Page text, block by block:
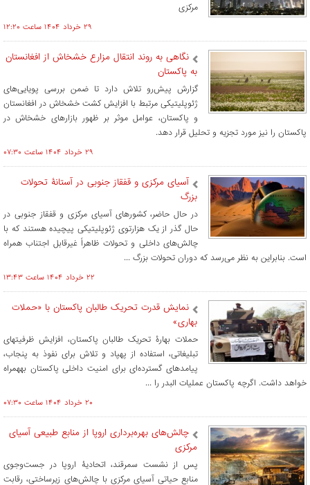
مرکزی
۲۹ خرداد ۱۴۰۴ ساعت ۱۲:۲۰
نگاهی به روند انتقال مزارع خشخاش از افغانستان
به پاکستان
گزارش پیش‌رو تلاش دارد تا ضمن بررسی پویایی‌های
ژئوپلیتیکی مرتبط با افزایش کشت خشخاش در افغانستان
و پاکستان، عوامل موثر بر ظهور بازارهای خشخاش در
پاکستان را نیز مورد تجزیه و تحلیل قرار دهد.
۲۹ خرداد ۱۴۰۴ ساعت ۰۷:۳۰
آسیای مرکزی و قفقاز جنوبی در آستانۀ تحولات
بزرگ
در حال حاضر، کشورهای آسیای مرکزی و قفقاز جنوبی در
حال گذر از یک هزارتوی ژئوپلیتیکی پیچیده هستند که با
چالش‌های داخلی و تحولات ظاهراً غیرقابل اجتناب همراه
است. بنابراین به نظر می‌رسد که دوران تحولات بزرگ ...
۲۲ خرداد ۱۴۰۴ ساعت ۱۳:۴۳
نمایش قدرت تحریک طالبان پاکستان با «حملات
بهاری»
حملات بهارۀ تحریک طالبان پاکستان، افزایش ظرفیت‏های
تبلیغاتی، استفاده از پهپاد و تلاش‌ برای نفوذ به پنجاب،
پیامدهای گسترده‌ای برای امنیت داخلی پاکستان به‏همراه
خواهد داشت. اگرچه پاکستان عملیات البدر را ...
۲۰ خرداد ۱۴۰۴ ساعت ۰۷:۳۰
چالش‌های بهره‌برداری اروپا از منابع طبیعی آسیای
مرکزی
پس از نشست سمرقند، اتحادیۀ اروپا در جست‌وجوی
منابع حیاتی آسیای مرکزی با چالش‌های زیرساختی، رقابت